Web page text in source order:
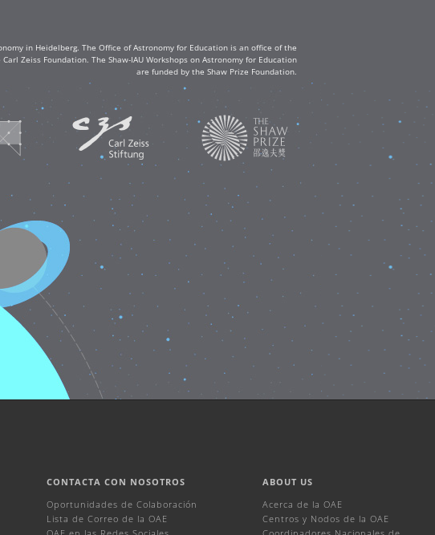
in Heidelberg. The Office of Astronomy for Education is an office of the
Zeiss Foundation. The Shaw-IAU Workshops on Astronomy for Education
are funded by the Shaw Prize Foundation.
CONTACTA CON NOSOTROS
Oportunidades de Colaboración
Lista de Correo de la OAE
ABOUT US
Acerca de la OAE
Centros y Nodos de la OAE